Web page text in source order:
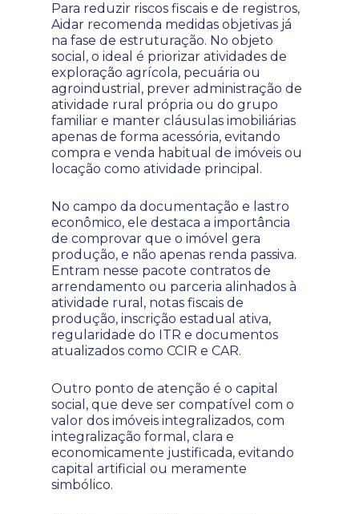
Para reduzir riscos fiscais e de registros,
Aidar recomenda medidas objetivas já
na fase de estruturação. No objeto
social, o ideal é priorizar atividades de
exploração agrícola, pecuária ou
agroindustrial, prever administração de
atividade rural própria ou do grupo
familiar e manter cláusulas imobiliárias
apenas de forma acessória, evitando
compra e venda habitual de imóveis ou
locação como atividade principal.
No campo da documentação e lastro
econômico, ele destaca a importância
de comprovar que o imóvel gera
produção, e não apenas renda passiva.
Entram nesse pacote contratos de
arrendamento ou parceria alinhados à
atividade rural, notas fiscais de
produção, inscrição estadual ativa,
regularidade do ITR e documentos
atualizados como CCIR e CAR.
Outro ponto de atenção é o capital
social, que deve ser compatível com o
valor dos imóveis integralizados, com
integralização formal, clara e
economicamente justificada, evitando
capital artificial ou meramente
simbólico.